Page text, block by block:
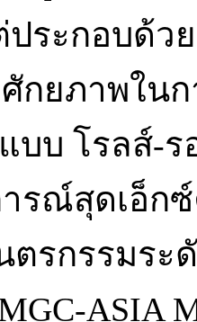
ประกอบด้
กยภาพใน
บบ โรลส์-ร
ารณ์สุดเอ็
รกรรมระ
ASIA